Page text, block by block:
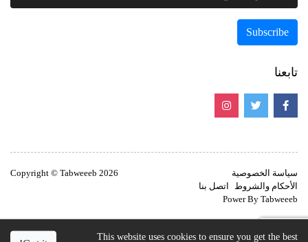
تابعنا
سياسة الخصوصية
الأحكام والشروط
اتصل بنا
Power By Tabweeeb
Copyright © Tabweeeb 2026
This website uses cookies to ensure you get the best